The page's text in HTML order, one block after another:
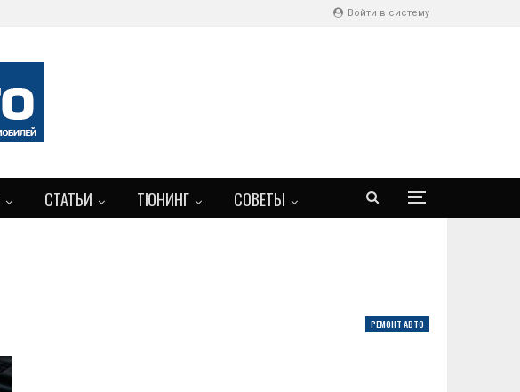
Войти в систему
СТАТЬИ ТЮНИНГ
СОВЕТЫ
РЕМОНТ АВТО